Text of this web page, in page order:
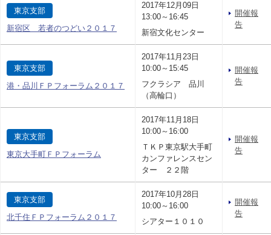
東京支部
新宿区 若者のつどい２０１７
2017年12月09日
13:00～16:45
新宿文化センター
開催報
告
東京支部
港・品川ＦＰフォーラム２０１７
2017年11月23日
10:00～15:45
フクラシア 品川
（高輪口）
開催報
告
東京支部
東京大手町ＦＰフォーラム
2017年11月18日
10:00～16:00
ＴＫＰ東京駅大手町
カンファレンスセン
ター ２２階
開催報
告
東京支部
北千住ＦＰフォーラム２０１７
2017年10月28日
10:00～16:00
シアター１０１０
開催報
告